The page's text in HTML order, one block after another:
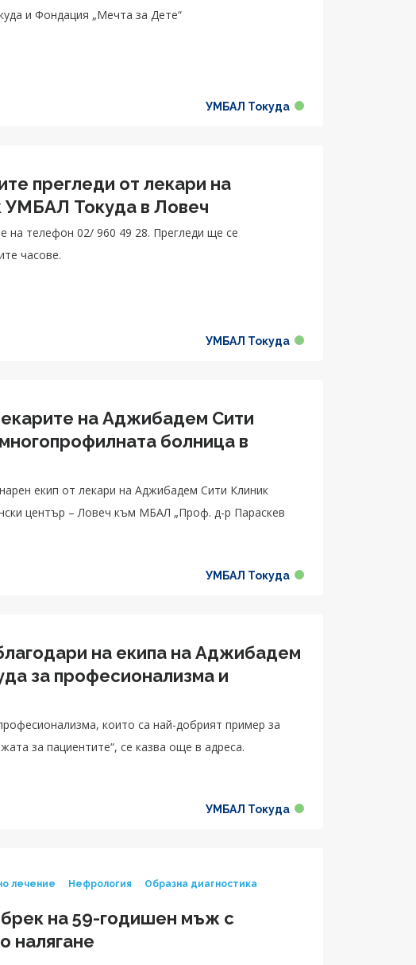
и Фондация „Мечта за Дете“
УМБАЛ Токуда
прегледи от лекари на
Токуда в Ловеч
на телефон 02/ 960 49 28. Прегледи ще се
часове.
УМБАЛ Токуда
на Аджибадем Сити
болница в
екип от лекари на Аджибадем Сити Клиник
център – Ловеч към МБАЛ „Проф. д-р Параскев
УМБАЛ Токуда
на екипа на Аджибадем
за професионализма и
които са най-добрият пример за
за пациентите“, се казва още в адреса.
УМБАЛ Токуда
лечение Нефрология
Образна диагностика
на 59-годишен мъж с
налягане